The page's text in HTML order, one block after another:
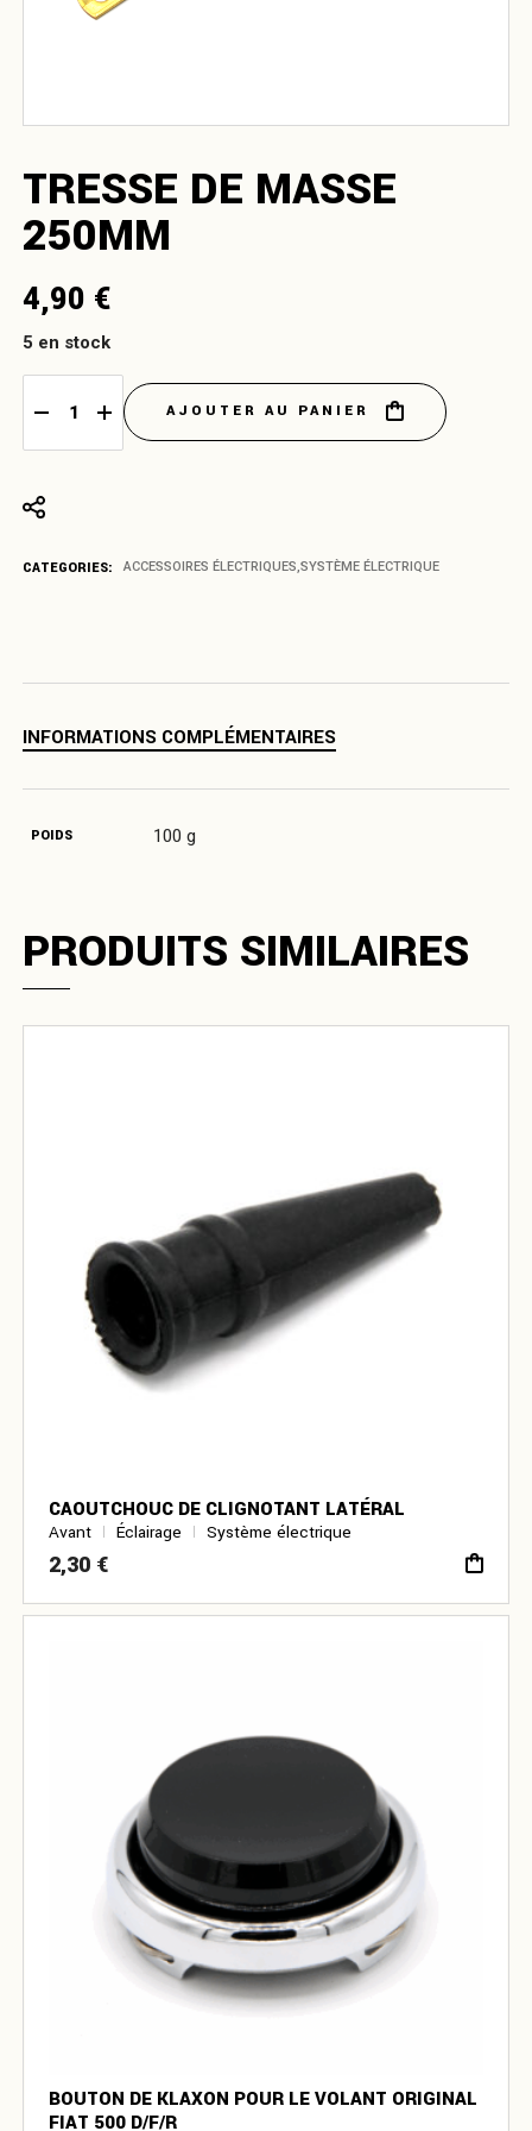
TRESSE DE MASSE
250MM
4,90 €
5 en stock
Tresse de masse 250mm quantity
AJOUTER AU PANIER
CATEGORIES: ACCESSOIRES ÉLECTRIQUES,SYSTÈME ÉLECTRIQUE
INFORMATIONS COMPLÉMENTAIRES
POIDS 100 g
PRODUITS SIMILAIRES
CAOUTCHOUC DE CLIGNOTANT LATÉRAL
Avant Éclairage Système électrique
2,30 €
BOUTON DE KLAXON POUR LE VOLANT ORIGINAL
FIAT 500 D/F/R